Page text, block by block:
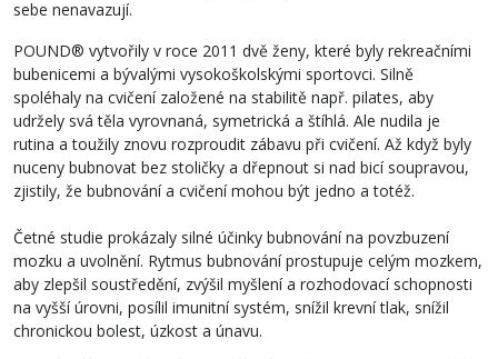
sebe nenavazují.
POUND® vytvořily v roce 2011 dvě ženy, které byly rekreačními
bubenicemi a bývalými vysokoškolskými sportovci. Silně
spoléhaly na cvičení založené na stabilitě např. pilates, aby
udržely svá těla vyrovnaná, symetrická a štíhlá. Ale nudila je
rutina a toužily znovu rozproudit zábavu při cvičení. Až když byly
nuceny bubnovat bez stoličky a dřepnout si nad bicí soupravou,
zjistily, že bubnování a cvičení mohou být jedno a totéž.
Četné studie prokázaly silné účinky bubnování na povzbuzení
mozku a uvolnění. Rytmus bubnování prostupuje celým mozkem,
aby zlepšil soustředění, zvýšil myšlení a rozhodovací schopnosti
na vyšší úrovni, posílil imunitní systém, snížil krevní tlak, snížil
chronickou bolest, úzkost a únavu.